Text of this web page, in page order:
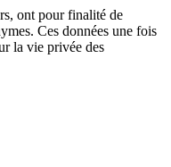
ont pour finalité de
Ces données une fois
la vie privée des